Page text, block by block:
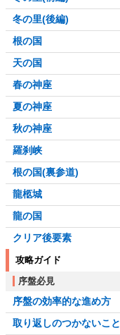
冬の里(後編)
根の国
天の国
春の神座
夏の神座
秋の神座
羅刹峡
根の国(裏参道)
龍柩城
龍の国
クリア後要素
攻略ガイド
序盤必見
序盤の効率的な進め方
取り返しのつかないこと